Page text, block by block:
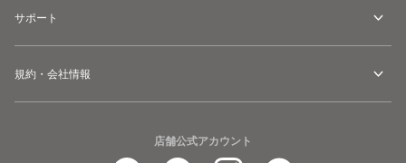
サポート
規約・会社情報
店舗公式アカウント